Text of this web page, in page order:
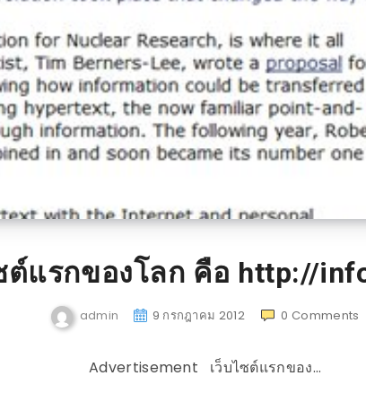
ต์แรกของโลก คือ http://
admin 9 กรกฎาคม 2012 0 Comments
Advertisement เว็บไซต์แรกของ…